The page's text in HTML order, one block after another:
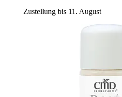
Zustellung bis 11. August